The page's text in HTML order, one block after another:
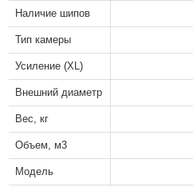
Наличие шипов
Тип камеры
Усиление (XL)
Внешний диаметр
Вес, кг
Объем, м3
Модель